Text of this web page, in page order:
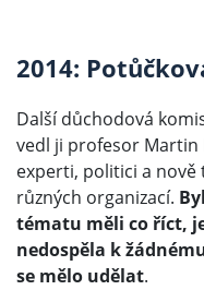
2014:
Další důchodová
vedl ji profesor Martin
experti, politici a
různých organizací.
tématu měli co říct,
nedospěla k
se mělo udělat.